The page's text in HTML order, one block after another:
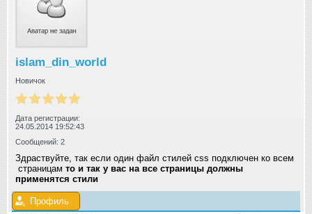
islam_din_world
Новичок
Дата регистрации:
24.05.2014 19:52:43
Сообщений: 2
Здраствуйте, так если один файл стилей css подключен ко всем
страницам то и так у вас на все страницы должны
применятся стили
Профиль